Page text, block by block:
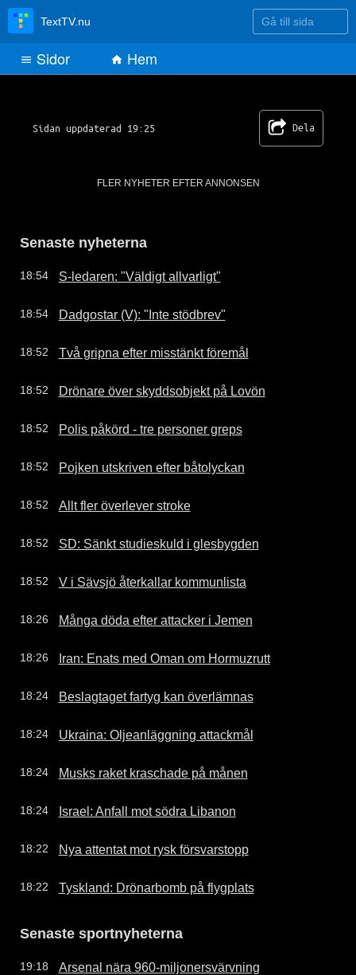
Sidan uppdaterad 19:25 Dela
FLER NYHETER EFTER ANNONSEN
Senaste nyheterna
18:54 S-ledaren: "Väldigt allvarligt"
18:54 Dadgostar (V): "Inte stödbrev"
18:52 Två gripna efter misstänkt föremål
18:52 Drönare över skyddsobjekt på Lovön
18:52 Polis påkörd - tre personer greps
18:52 Pojken utskriven efter båtolyckan
18:52 Allt fler överlever stroke
18:52 SD: Sänkt studieskuld i glesbygden
18:52 V i Sävsjö återkallar kommunlista
18:26 Många döda efter attacker i Jemen
18:26 Iran: Enats med Oman om Hormuzrutt
18:24 Beslagtaget fartyg kan överlämnas
18:24 Ukraina: Oljeanläggning attackmål
18:24 Musks raket kraschade på månen
18:24 Israel: Anfall mot södra Libanon
18:22 Nya attentat mot rysk försvarstopp
18:22 Tyskland: Drönarbomb på flygplats
Senaste sportnyheterna
19:18 Arsenal nära 960-miljonersvärvning
TextTV.nu Gå till sida
Sidor Hem